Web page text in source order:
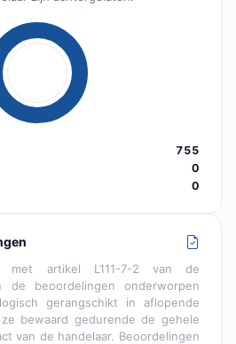
755
0
0
met artikel L111-7-2 van de
de beoordelingen onderworpen
gerangschikt in aflopende
bewaard gedurende de gehele
van de handelaar. Beoordelingen